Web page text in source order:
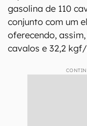
gasolina de 110
conjunto com um
oferecendo,
cavalos e 32,2